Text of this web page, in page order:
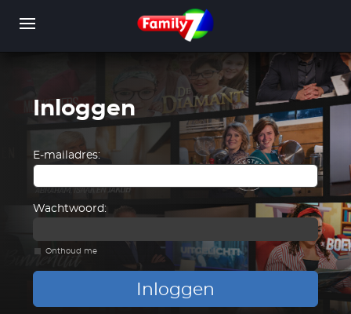
WORD LID INLOGGEN
Inloggen
E-mailadres:
Wachtwoord:
Onthoud me
Inloggen